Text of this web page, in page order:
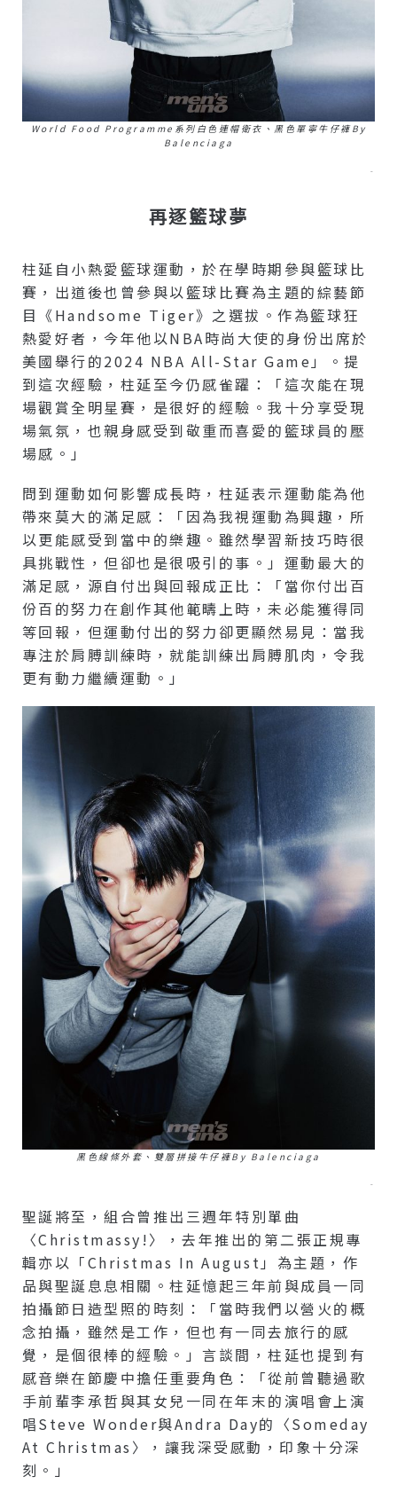
World Food Programme系列白色連帽衛衣、黑色單寧牛仔褲by
Balenciaga
–
再逐籃球夢
柱延自小熱愛籃球運動，於在學時期參與籃球比
賽，出道後也曾參與以籃球比賽為主題的綜藝節
目《Handsome Tiger》之選拔。作為籃球狂
熱愛好者，今年他以NBA時尚大使的身份出席於
美國舉行的2024 NBA All-Star Game」。提
到這次經驗，柱延至今仍感雀躍：「這次能在現
場觀賞全明星賽，是很好的經驗。我十分享受現
場氣氛，也親身感受到敬重而喜愛的籃球員的壓
場感。」
問到運動如何影響成長時，柱延表示運動能為他
帶來莫大的滿足感：「因為我視運動為興趣，所
以更能感受到當中的樂趣。雖然學習新技巧時很
具挑戰性，但卻也是很吸引的事。」運動最大的
滿足感，源自付出與回報成正比：「當你付出百
份百的努力在創作其他範疇上時，未必能獲得同
等回報，但運動付出的努力卻更顯然易見：當我
專注於肩膊訓練時，就能訓練出肩膊肌肉，令我
更有動力繼續運動。」
黑色線條外套、雙層拼接牛仔褲by Balenciaga
–
聖誕將至，組合曾推出三週年特別單曲
〈Christmassy!〉，去年推出的第二張正規專
輯亦以「Christmas In August」為主題，作
品與聖誕息息相關。柱延憶起三年前與成員一同
拍攝節日造型照的時刻：「當時我們以營火的概
念拍攝，雖然是工作，但也有一同去旅行的感
覺，是個很棒的經驗。」言談間，柱延也提到有
感音樂在節慶中擔任重要角色：「從前曾聽過歌
手前輩李承哲與其女兒一同在年末的演唱會上演
唱Steve Wonder與Andra Day的〈Someday
At Christmas〉，讓我深受感動，印象十分深
刻。」